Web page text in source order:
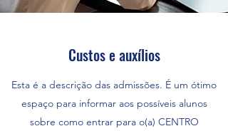
Custos e auxílios
Esta é a descrição das admissões. É um ótimo
espaço para informar aos possíveis alunos
sobre como entrar para o(a) CENTRO